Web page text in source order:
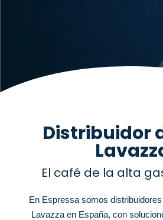
Distribuidor
El café de la alta
En Espressa somos
Lavazza en España, con